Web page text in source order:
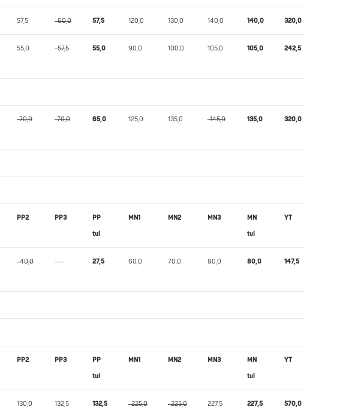
57,5 -60,0 57,5 120,0 130,0 140,0 140,0 320,0
55,0 -57,5 55,0 90,0 100,0 105,0 105,0 242,5
-70,0 -70,0 65,0 125,0 135,0 -145,0 135,0 320,0
PP2 PP3 PP
tul
MN1 MN2 MN3 MN
tul
YT
-40,0 —– 27,5 60,0 70,0 80,0 80,0 147,5
PP2 PP3 PP
tul
MN1 MN2 MN3 MN
tul
YT
130,0 132,5 132,5 -225,0 -225,0 227,5 227,5 570,0